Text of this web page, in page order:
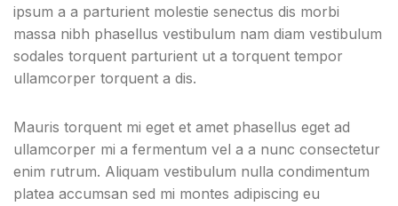
ipsum a a parturient molestie senectus dis morbi
massa nibh phasellus vestibulum nam diam vestibulum
sodales torquent parturient ut a torquent tempor
ullamcorper torquent a dis.
Mauris torquent mi eget et amet phasellus eget ad
ullamcorper mi a fermentum vel a a nunc consectetur
enim rutrum. Aliquam vestibulum nulla condimentum
platea accumsan sed mi montes adipiscing eu